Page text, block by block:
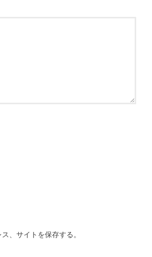
、サイトを保存する。